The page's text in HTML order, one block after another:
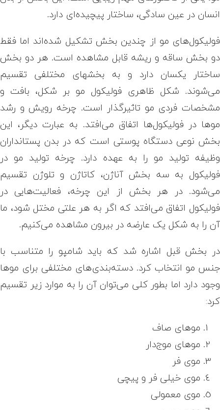
انسان در عین سادگی، ساختار پیچیده‌ای دارد.
فولیکول‌های مو از چندین بخش تشکیل شده‌اند اما فقط
دو بخش ساقه و ریشه قابل مشاهده است. هر دو بخش
ساختار یکسان دارد و به بخش‎های مختلفی تقسیم
می‌شوند. شکل ظاهری فولیکول مو بر شکل، بافت و
مشخصات فردی مو تاثیرگذار است. چرخه رویش و رشد
موها در فولیکول‌ها اتفاق می‌افتد. به عبارت دیگر، این
بخش نوعی دستگاه پوستی است که در بدن پستانداران
وظیفه تولید مو را به عهده دارد. چرخه تولید مو در
فولیکول به سه بخش آناژن، کاتاژن و تلوژن تقسیم
می‌شود. در هر بخش از این چرخه، فعالیت‌هایی در
فولیکول اتفاق می‌افتد که اگر به هر علتی مختل شود، ما
آن را به شکل یک عارضه در بیرون مشاهده می‌کنیم.
در بخش قبل اشاره شد که باید شامپو را متناسب با
جنس مو انتخاب کرد. دسته‌بندی‌های مختلفی برای موها
وجود دارد اما بطور کلی می‌توان آن را به موارد زیر تقسیم
کرد:
موهای صاف
موهای موج‌دار
موی فر
موی خیلی فر و پیچی
موی معمولی